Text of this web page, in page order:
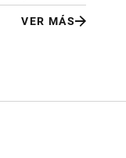
VER MÁS